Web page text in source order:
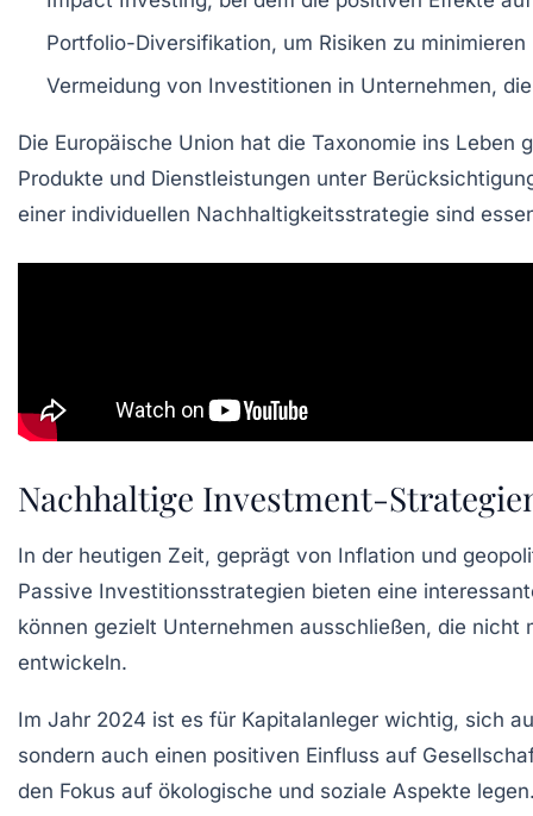
Portfolio-Diversifikation, um Risiken zu
Vermeidung von Investitionen in Unternehmen,
Die Europäische Union hat die Taxonomie ins Leben
Produkte und Dienstleistungen unter
einer individuellen Nachhaltigkeitsstrategie sind
Nachhaltige Investment-
In der heutigen Zeit, geprägt von Inflation und
Passive Investitionsstrategien bieten eine
können gezielt Unternehmen ausschließen, die
entwickeln.
Im Jahr 2024 ist es für Kapitalanleger wichtig, sich
sondern auch einen positiven Einfluss auf
den Fokus auf ökologische und soziale Aspekte